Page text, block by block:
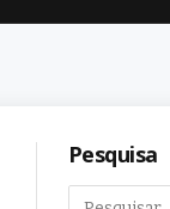
Pesquisa